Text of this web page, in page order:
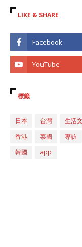
LIKE & SHARE
標籤
日本 台灣 生活
香港
泰國 專訪
韓國
app